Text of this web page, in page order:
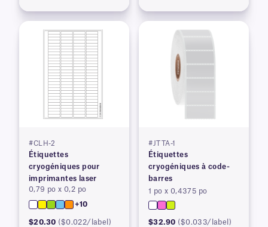
#CLH-2
Étiquettes
cryogéniques pour
imprimantes laser
0,79 po x 0,2 po
+10
$20.30 ($0.022/label)
#JTTA-1
Étiquettes
cryogéniques à code-
barres
1 po x 0,4375 po
$32.90 ($0.033/label)